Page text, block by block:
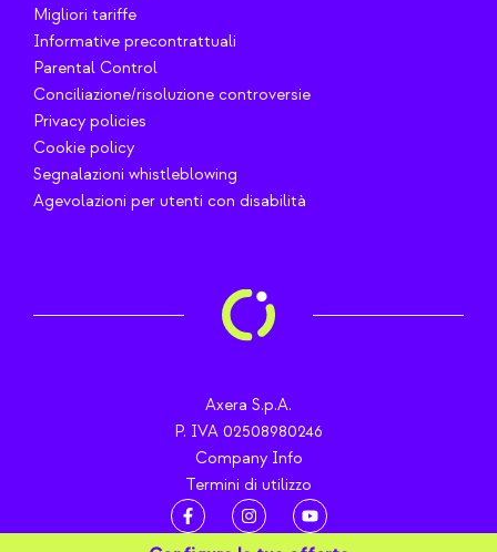
Migliori tariffe
Informative precontrattuali
Parental Control
Conciliazione/risoluzione controversie
Privacy policies
Cookie policy
Segnalazioni whistleblowing
Agevolazioni per utenti con disabilità
Axera S.p.A.
P. IVA 02508980246
Company Info
Termini di utilizzo